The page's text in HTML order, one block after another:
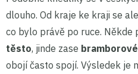
dlouho. Od kraje ke kraji se
co bylo právě po ruce. Někde
těsto, jinde zase bramborové
obojí často spojí. Výsledek je